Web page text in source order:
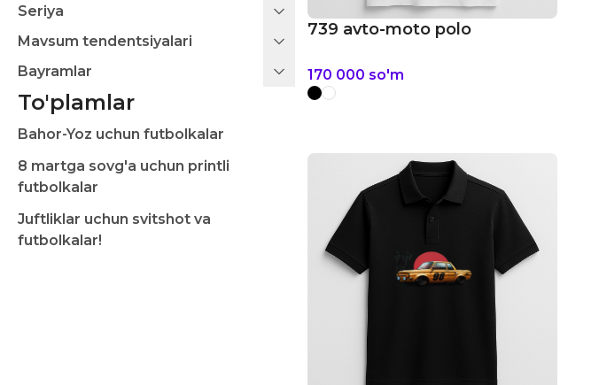
Seriya
Mavsum tendentsiyalari
Bayramlar
To'plamlar
Bahor-Yoz uchun futbolkalar
8 martga sovg'a uchun printli
futbolkalar
Juftliklar uchun svitshot va
futbolkalar!
739 avto-moto polo
170 000 so'm